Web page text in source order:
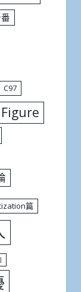
C97
Figure
篇